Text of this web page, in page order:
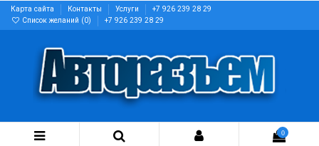
Карта сайта Контакты Услуги
+7 926 239 28 29
Список желаний (0) +7 926 239 28 29
0